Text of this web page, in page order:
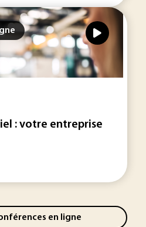
: votre entreprise
en ligne